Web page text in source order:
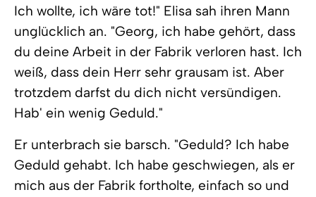
Ich wollte, ich wäre tot!" Elisa sah ihren Mann
unglücklich an. "Georg, ich habe gehört, dass
du deine Arbeit in der Fabrik verloren hast. Ich
weiß, dass dein Herr sehr grausam ist. Aber
trotzdem darfst du dich nicht versündigen.
Hab' ein wenig Geduld."
Er unterbrach sie barsch. "Geduld? Ich habe
Geduld gehabt. Ich habe geschwiegen, als er
mich aus der Fabrik fortholte, einfach so und